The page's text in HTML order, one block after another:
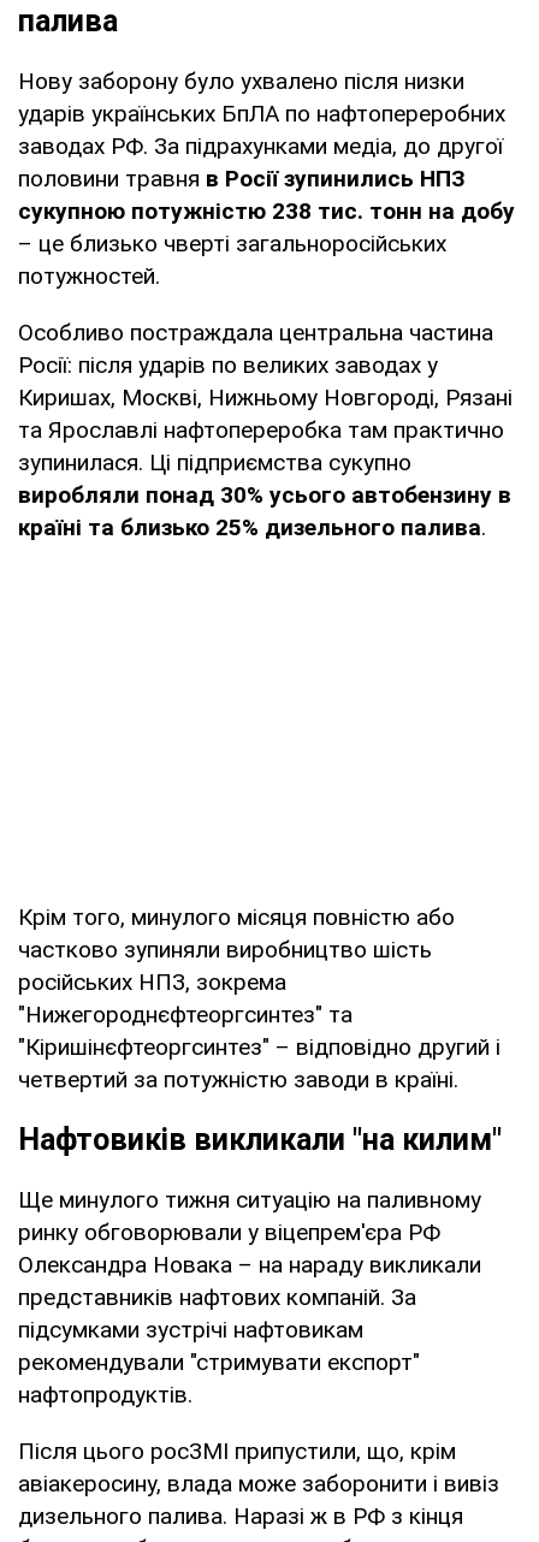
палива
Нову заборону було ухвалено після низки
ударів українських БпЛА по нафтопереробних
заводах РФ. За підрахунками медіа, до другої
половини травня в Росії зупинились НПЗ
сукупною потужністю 238 тис. тонн на добу
– це близько чверті загальноросійських
потужностей.
Особливо постраждала центральна частина
Росії: після ударів по великих заводах у
Киришах, Москві, Нижньому Новгороді, Рязані
та Ярославлі нафтопереробка там практично
зупинилася. Ці підприємства сукупно
виробляли понад 30% усього автобензину в
країні та близько 25% дизельного палива.
Крім того, минулого місяця повністю або
частково зупиняли виробництво шість
російських НПЗ, зокрема
"Нижегороднєфтеоргсинтез" та
"Кіришінєфтеоргсинтез" – відповідно другий і
четвертий за потужністю заводи в країні.
Нафтовиків викликали "на килим"
Ще минулого тижня ситуацію на паливному
ринку обговорювали у віцепрем'єра РФ
Олександра Новака – на нараду викликали
представників нафтових компаній. За
підсумками зустрічі нафтовикам
рекомендували "стримувати експорт"
нафтопродуктів.
Після цього росЗМІ припустили, що, крім
авіакеросину, влада може заборонити і вивіз
дизельного палива. Наразі ж в РФ з кінця